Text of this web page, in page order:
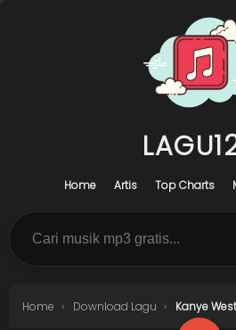
Home Artis Top Charts
Home Download Lagu Kanye